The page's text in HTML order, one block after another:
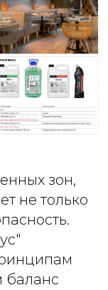
зон,
не только
баланс